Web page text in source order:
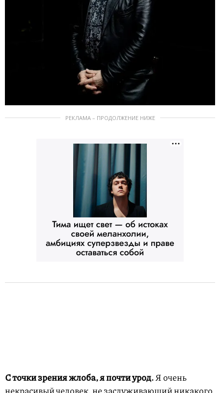
РЕКЛАМА – ПРОДОЛЖЕНИЕ НИЖЕ
С точки зрения жлоба,я почти урод.Я очень
некрасивый человек, не заслуживающий никакого